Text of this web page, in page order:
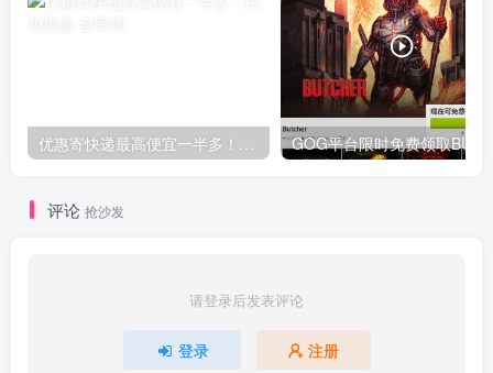
优惠寄快递最高便宜一半多！白鸽惠递
评论 抢沙发
请登录后发表评论
登录 注册